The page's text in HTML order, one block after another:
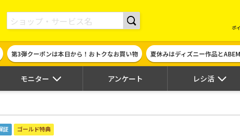
て現金やギフト券に交換できるポイントサイト | ハピタス
ポ
第3弾クーポンは本日から！おトクなお買い物 夏休みはディズニー作品と
モニター アンケート レシ活
証 ゴールド特典